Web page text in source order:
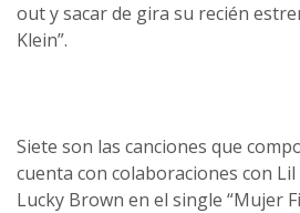
out y sacar de gira su recién
Klein”.
Siete son las canciones que
cuenta con colaboraciones con Lil
Lucky Brown en el single “Mujer